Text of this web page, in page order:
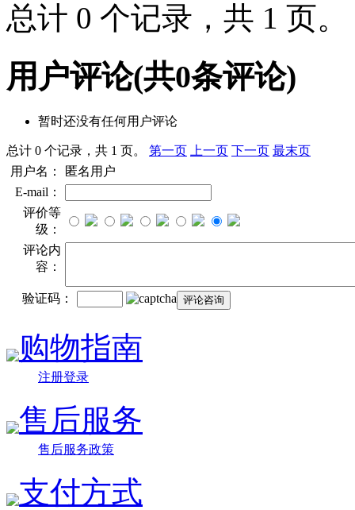
总计 0 个记录，共 1 页。
用户评论(共0条评论)
暂时还没有任何用户评论
总计 0 个记录，共 1 页。 第一页 上一页 下一页 最末页
用户名：
匿名用户
E-mail：
评价等
级：
评论内
容：
验证码：
购物指南
注册登录
售后服务
售后服务政策
支付方式